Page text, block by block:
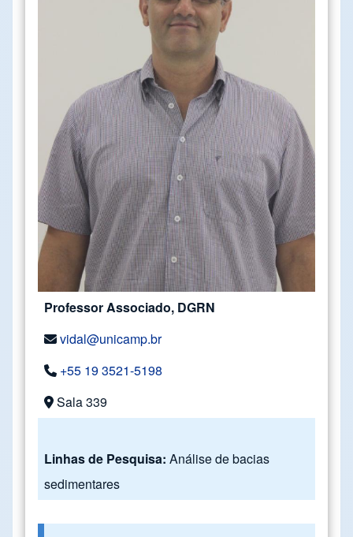
Professor Associado, DGRN
vidal@unicamp.br
+55 19 3521-5198
Sala 339
Linhas de Pesquisa: Análise de bacias
sedimentares